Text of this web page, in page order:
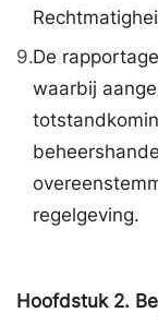
9.De
waarbij
regelgeving.
Hoofdstuk 2.